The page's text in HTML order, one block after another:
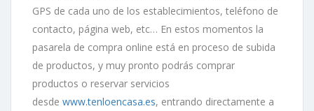
GPS de cada uno de los establecimientos, teléfono de
contacto, página web, etc… En estos momentos la
pasarela de compra online está en proceso de subida
de productos, y muy pronto podrás comprar
productos o reservar servicios
desde www.tenloencasa.es, entrando directamente a